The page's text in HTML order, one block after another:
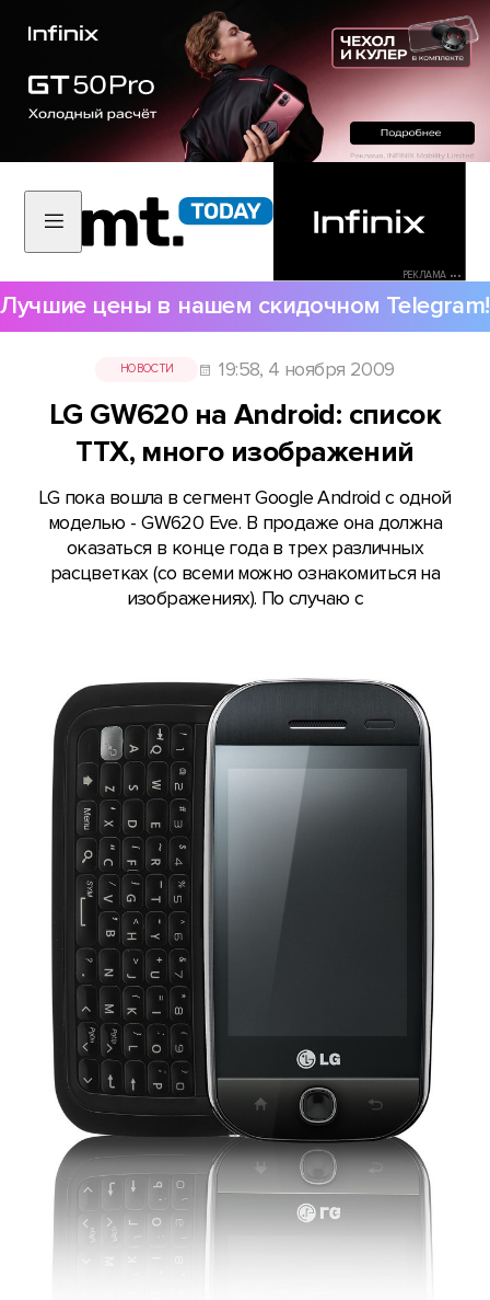
РЕКЛАМА •••
Лучшие цены в нашем скидочном Telegram!
НОВОСТИ 19:58, 4 ноября 2009
LG GW620 на Android: список
ТТХ, много изображений
LG пока вошла в сегмент Google Android с одной
моделью - GW620 Eve. В продаже она должна
оказаться в конце года в трех различных
расцветках (со всеми можно ознакомиться на
изображениях). По случаю с